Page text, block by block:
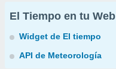
El Tiempo en tu Web
Widget de El tiempo
API de Meteorología